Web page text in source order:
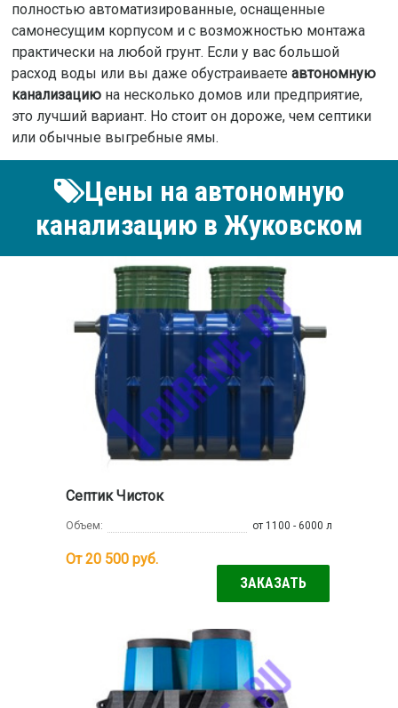
полностью автоматизированные, оснащенные
самонесущим корпусом и с возможностью монтажа
практически на любой грунт. Если у вас большой
расход воды или вы даже обустраиваете автономную
канализациюна несколько домов или предприятие,
это лучший вариант. Но стоит он дороже, чем септики
или обычные выгребные ямы.
Цены на автономную
канализацию в Жуковском
Септик Чисток
Объем: от 1100 - 6000 л
От 20 500 руб.
ЗАКАЗАТЬ